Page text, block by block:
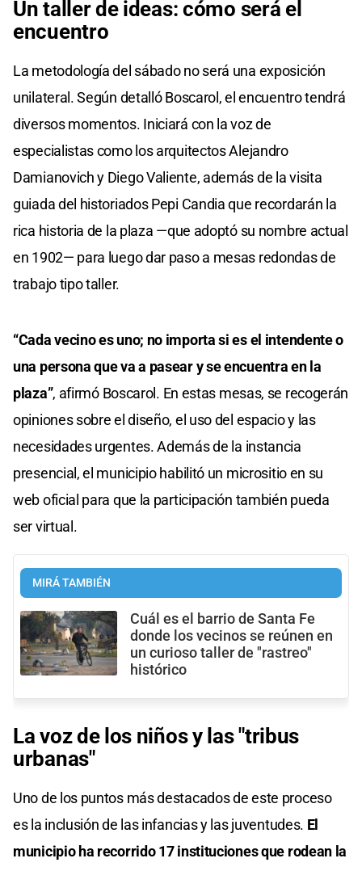
Un taller de ideas: cómo será el
encuentro
La metodología del sábado no será una exposición
unilateral. Según detalló Boscarol, el encuentro tendrá
diversos momentos. Iniciará con la voz de
especialistas como los arquitectos Alejandro
Damianovich y Diego Valiente, además de la visita
guiada del historiados Pepi Candia que recordarán la
rica historia de la plaza —que adoptó su nombre actual
en 1902— para luego dar paso a mesas redondas de
trabajo tipo taller.
“Cada vecino es uno; no importa si es el intendente o
una persona que va a pasear y se encuentra en la
plaza”, afirmó Boscarol. En estas mesas, se recogerán
opiniones sobre el diseño, el uso del espacio y las
necesidades urgentes. Además de la instancia
presencial, el municipio habilitó un micrositio en su
web oficial para que la participación también pueda
ser virtual.
MIRÁ TAMBIÉN
Cuál es el barrio de Santa Fe
donde los vecinos se reúnen en
un curioso taller de "rastreo"
histórico
La voz de los niños y las "tribus
urbanas"
Uno de los puntos más destacados de este proceso
es la inclusión de las infancias y las juventudes. El
municipio ha recorrido 17 instituciones que rodean la